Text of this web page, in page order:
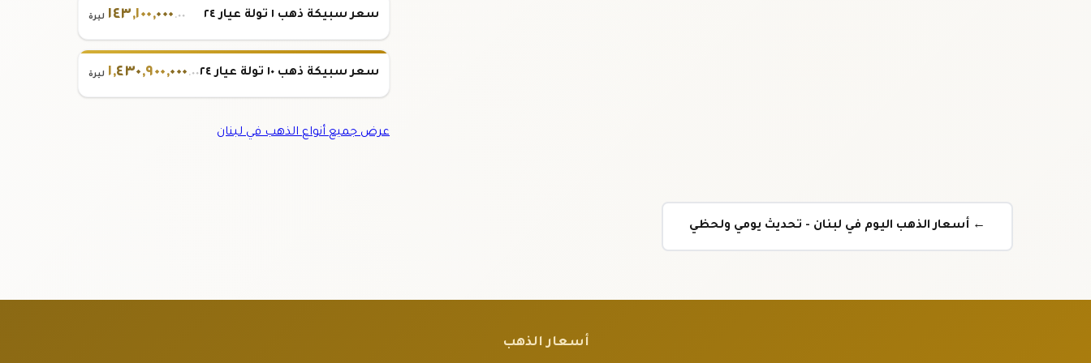
سعر سبيكة ذهب ١ تولة عيار ٢٤ ١٤٣,١٠٠,٠٠٠ .٠٠ ليرة
سعر سبيكة ذهب ١٠ تولة عيار ٢٤ ١,٤٣٠,٩٠٠,٠٠٠ .٠٠ ليرة
عرض جميع أنواع الذهب في لبنان
← أسعار الذهب اليوم في لبنان - تحديث يومي ولحظي
أسعار الذهب